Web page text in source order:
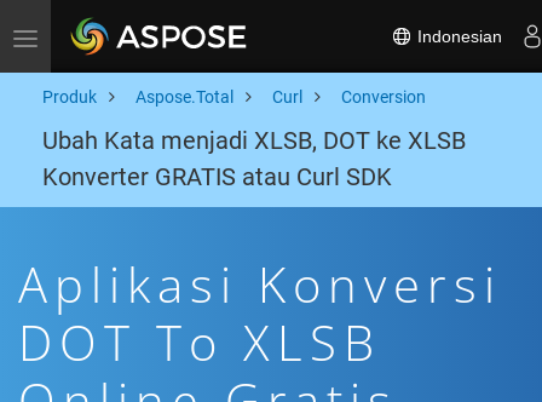
Toggle navigation Indonesian
Produk Aspose.Total Curl Conversion
Ubah Kata menjadi XLSB, DOT ke XLSB
Konverter GRATIS atau Curl SDK
Aplikasi Konversi
DOT To XLSB